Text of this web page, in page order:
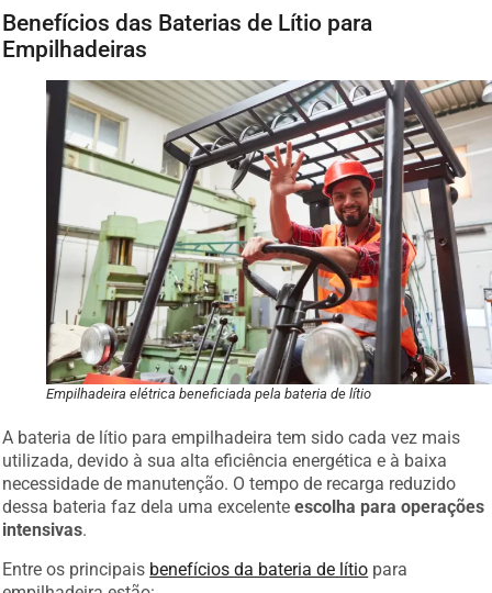
Benefícios das Baterias de Lítio para
Empilhadeiras
Empilhadeira elétrica beneficiada pela bateria de lítio
A bateria de lítio para empilhadeira tem sido cada vez mais
utilizada, devido à sua alta eficiência energética e à baixa
necessidade de manutenção. O tempo de recarga reduzido
dessa bateria faz dela uma excelenteescolha para operações
intensivas.
Entre os principais benefícios da bateria de lítio para